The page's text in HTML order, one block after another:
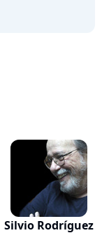
Silvio Rodríguez